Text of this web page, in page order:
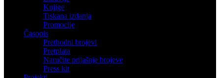
Knjige
Tiskana izdanja
Promocije
Časopis
Prethodni brojevi
Pretplata
Naručite prijašnje brojeve
Press kit